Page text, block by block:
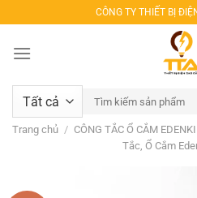
qua
nội
CÔNG TY THIẾT BỊ
Tìm
kiếm:
Trang chủ / CÔNG TẮC Ổ CẮM EDENKI
Tắc, Ổ Cắm